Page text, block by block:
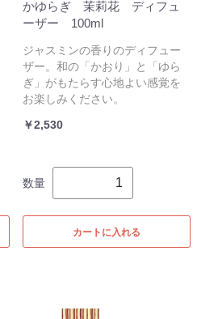
かゆらぎ 茉莉花 ディフュ
ーザー 100ml
ジャスミンの香りのディフュー
ザー。和の「かおり」と「ゆら
ぎ」がもたらす心地よい感覚を
お楽しみください。
￥2,530
数量
カートに入れる